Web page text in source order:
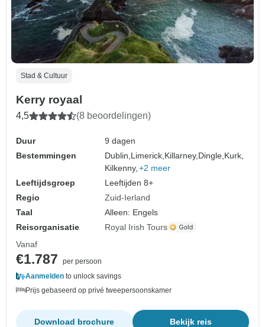
Stad & Cultuur
Kerry royaal
4,5 (8 beoordelingen)
Duur
9 dagen
Bestemmingen
Dublin, Limerick, Killarney, Dingle, Kurk,
Kilkenny, +2 meer
Leeftijdsgroep
Leeftijden 8+
Regio
Zuid-Ierland
Taal
Alleen: Engels
Reisorganisatie
Royal Irish Tours
Vanaf
€1.787
per persoon
Aanmelden to unlock savings
Prijs gebaseerd op privé tweepersoonskamer
Bekijk reis
Download brochure